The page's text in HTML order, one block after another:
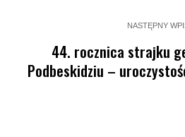
NASTĘPNY
44. rocznica strajku
Podbeskidziu –